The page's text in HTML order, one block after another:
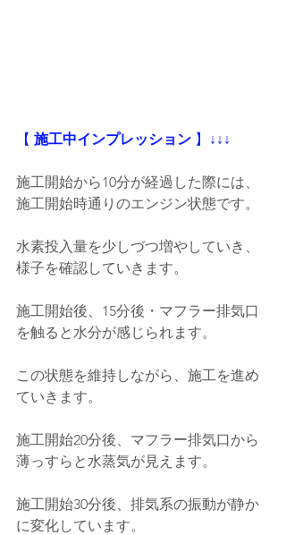
【 施工中インプレッション 】 ↓↓↓
施工開始から10分が経過した際には、
施工開始時通りのエンジン状態です。
水素投入量を少しづつ増やしていき、
様子を確認していきます。
施工開始後、15分後・マフラー排気口
を触ると水分が感じられます。
この状態を維持しながら、施工を進め
ていきます。
施工開始20分後、マフラー排気口から
薄っすらと水蒸気が見えます。
施工開始30分後、 排気系の振動が静か
に変化しています。